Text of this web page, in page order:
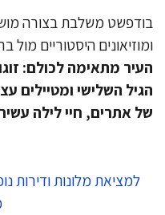
משלבת בצורה מושלמת
היסטוריים מול
מתאימה לכולם:
השלישי ומטיילים
אתרים, חיי לילה עשירים
למציאת מלונות ודירות